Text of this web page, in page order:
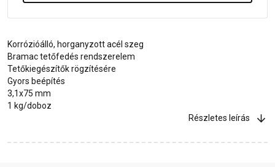
Korrózióálló, horganyzott acél szeg
Bramac tetőfedés rendszerelem
Tetőkiegészítők rögzítésére
Gyors beépítés
3,1x75 mm
1 kg/doboz
Részletes leírás